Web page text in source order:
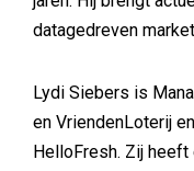
datagedreven
Lydi Siebers is
en VriendenLoterij
HelloFresh. Zij